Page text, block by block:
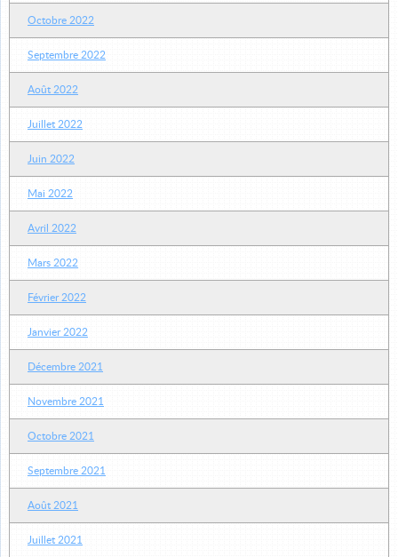
Octobre 2022
Septembre 2022
Août 2022
Juillet 2022
Juin 2022
Mai 2022
Avril 2022
Mars 2022
Février 2022
Janvier 2022
Décembre 2021
Novembre 2021
Octobre 2021
Septembre 2021
Août 2021
Juillet 2021